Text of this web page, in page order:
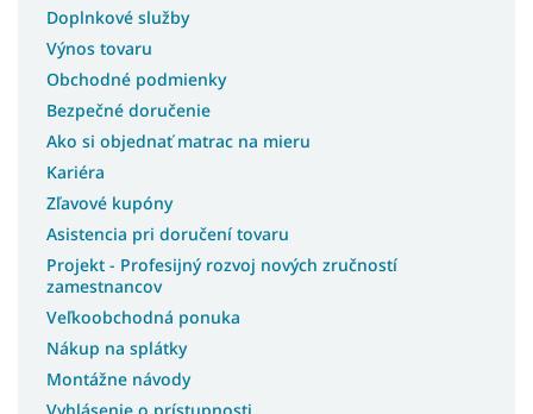
Doplnkové služby
Výnos tovaru
Obchodné podmienky
Bezpečné doručenie
Ako si objednať matrac na mieru
Kariéra
Zľavové kupóny
Asistencia pri doručení tovaru
Projekt - Profesijný rozvoj nových zručností
zamestnancov
Veľkoobchodná ponuka
Nákup na splátky
Montážne návody